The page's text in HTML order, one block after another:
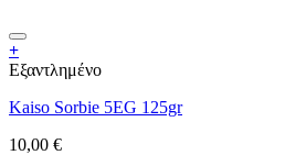
+
Εξαντλημένο
Kaiso Sorbie 5EG 125gr
10,00 €